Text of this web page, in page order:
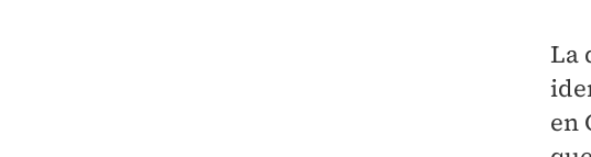
La
en